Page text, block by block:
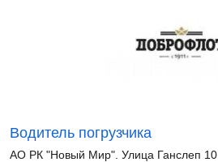
Водитель погрузчика
АО РК "Новый Мир". Улица Ганслеп 10